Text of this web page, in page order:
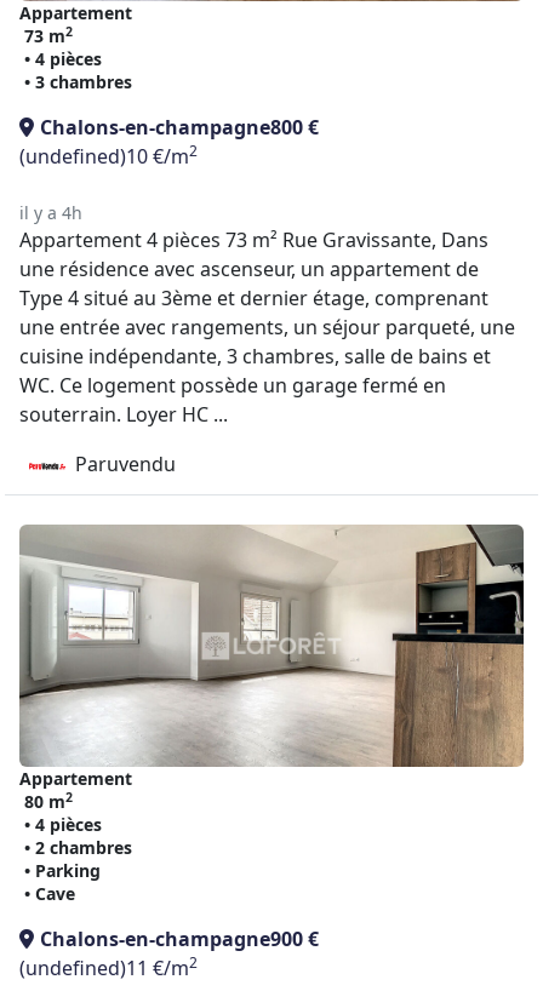
Appartement
73 m2
• 4 pièces
• 3 chambres
Chalons-en-champagne800 €
(undefined)10 €/m2
il y a 4h
Appartement 4 pièces 73 m² Rue Gravissante, Dans
une résidence avec ascenseur, un appartement de
Type 4 situé au 3ème et dernier étage, comprenant
une entrée avec rangements, un séjour parqueté, une
cuisine indépendante, 3 chambres, salle de bains et
WC. Ce logement possède un garage fermé en
souterrain. Loyer HC ...
Paruvendu
Appartement
80 m2
• 4 pièces
• 2 chambres
• Parking
• Cave
Chalons-en-champagne900 €
(undefined)11 €/m2